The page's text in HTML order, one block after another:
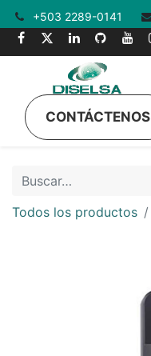
+503 2289-0141
CONTÁCTENOS
Todos los productos